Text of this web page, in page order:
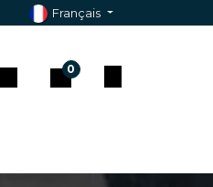
Français
0